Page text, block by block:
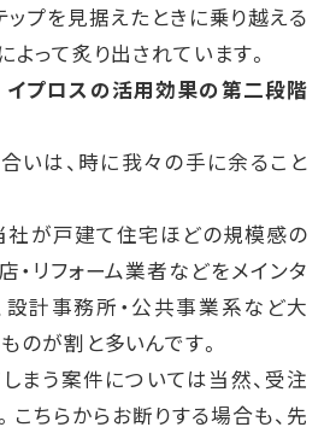
ップを見据えたときに乗り越える
って炙り出されています。
イプロスの活用効果の第二段階
いは、時に我々の手に余ること
社が戸建て住宅ほどの規模感の
・リフォーム業者などをメインタ
設計事務所・公共事業系など大
のが割と多いんです。
まう案件については当然、受注
こちらからお断りする場合も、先